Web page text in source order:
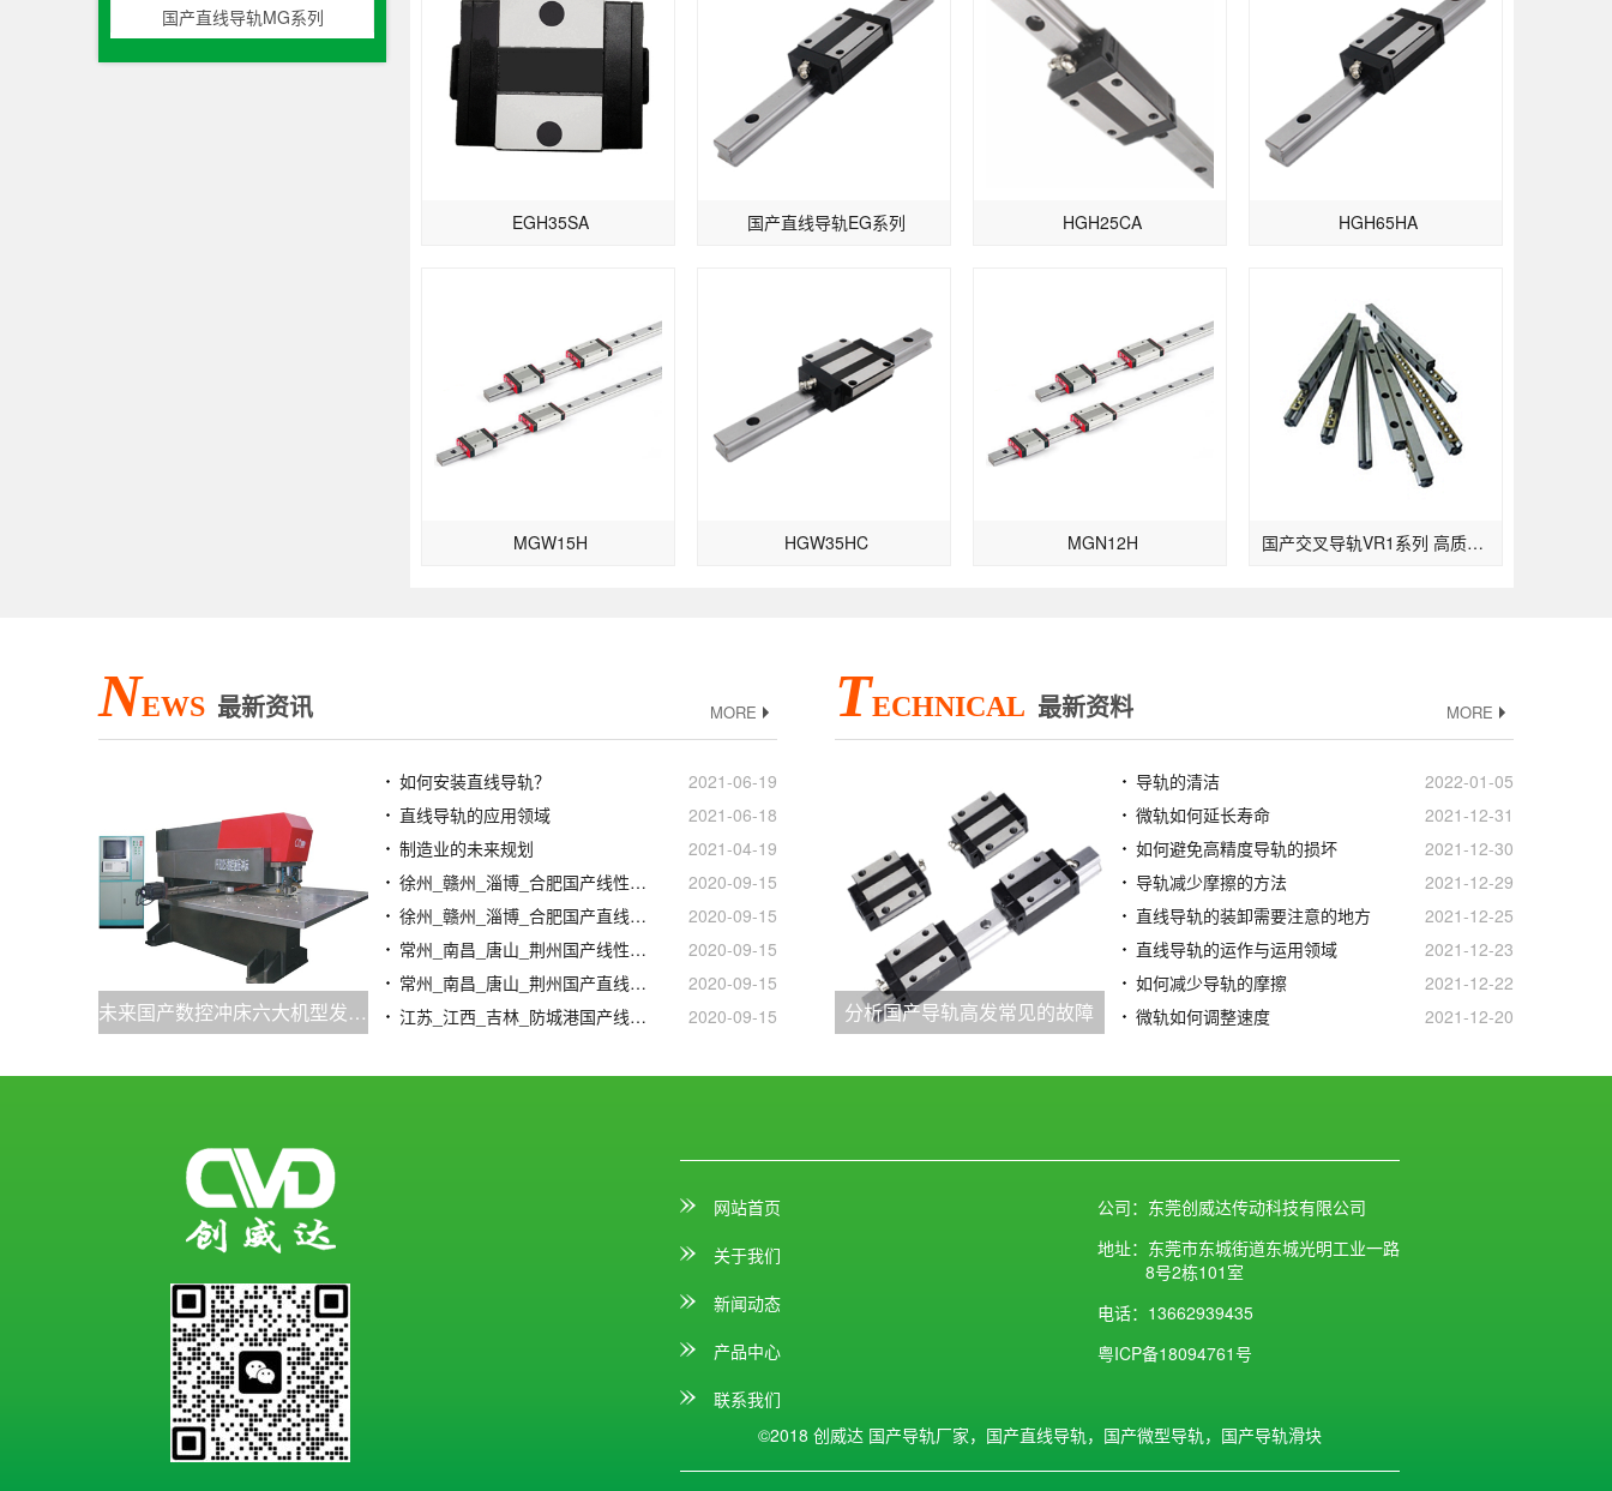
国产直线导轨MG系列
EGH35SA 国产直线导轨EG系列 HGH25CA HGH65HA
MGW15H HGW35HC MGN12H 国产交叉导轨VR1系列 高质量滚柱导轨
NEWS 最新资讯 MORE
未来国产数控冲床六大机型发展预期成型
如何安装直线导轨？
2021-06-19
直线导轨的应用领域
2021-06-18
制造业的未来规划
2021-04-19
徐州_赣州_淄博_合肥国产线性滑轨滑块
2020-09-15
徐州_赣州_淄博_合肥国产直线导轨滑块
2020-09-15
常州_南昌_唐山_荆州国产线性滑轨滑块
2020-09-15
常州_南昌_唐山_荆州国产直线导轨滑块
2020-09-15
江苏_江西_吉林_防城港国产线性滑轨滑块
2020-09-15
TECHNICAL 最新资料 MORE
分析国产导轨高发常见的故障
导轨的清洁
2022-01-05
微轨如何延长寿命
2021-12-31
如何避免高精度导轨的损坏
2021-12-30
导轨减少摩擦的方法
2021-12-29
直线导轨的装卸需要注意的地方
2021-12-25
直线导轨的运作与运用领域
2021-12-23
如何减少导轨的摩擦
2021-12-22
微轨如何调整速度
2021-12-20
网站首页
关于我们
新闻动态
产品中心
联系我们
公司：东莞创威达传动科技有限公司
地址：东莞市东城街道东城光明工业一路
8号2栋101室
电话：13662939435
粤ICP备18094761号
©2018 创威达 国产导轨厂家，国产直线导轨，国产微型导轨，国产导轨滑块